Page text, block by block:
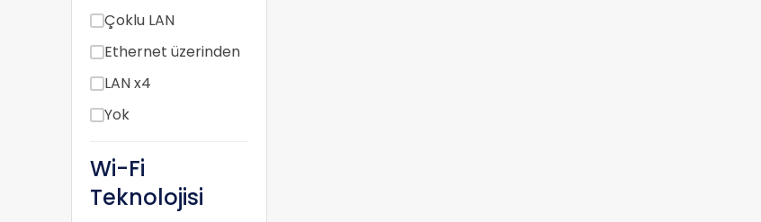
Çoklu LAN
Ethernet üzerinden
LAN x4
Yok
Wi-Fi
Teknolojisi